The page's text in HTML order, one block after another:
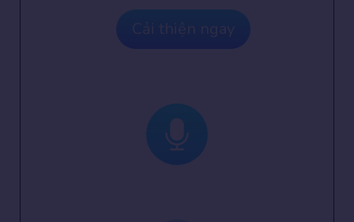
Cải thiện ngay